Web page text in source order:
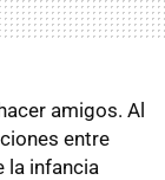
amigos. Al
entre
la infancia